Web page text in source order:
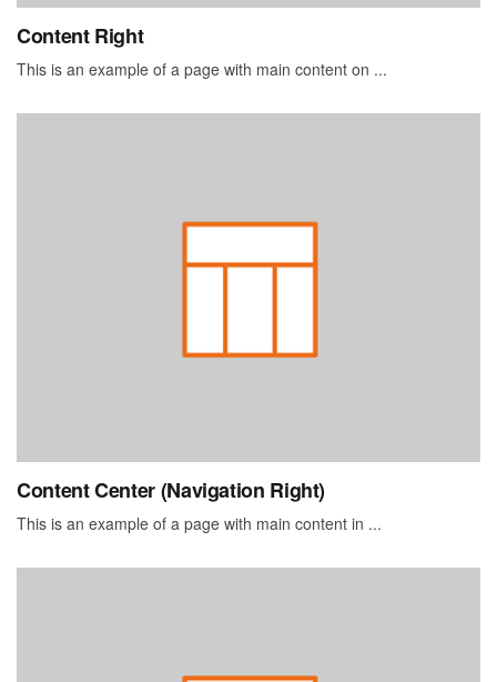
Content Right
This is an example of a page with main content on ...
Content Center (Navigation Right)
This is an example of a page with main content in ...